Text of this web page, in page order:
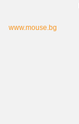
www.mouse.bg